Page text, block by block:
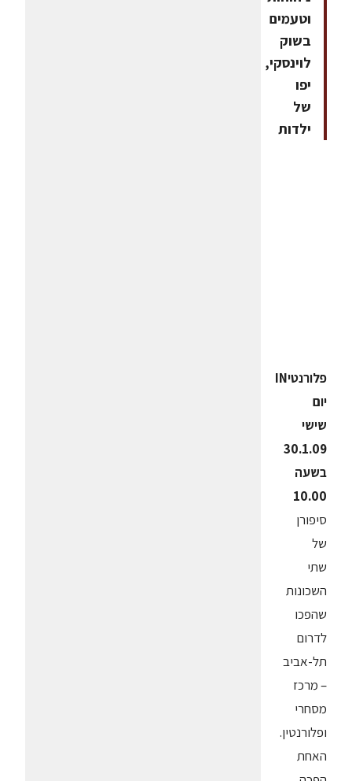
וטעמים
בשוק
לוינסקי,
יפו
של
ילדות
פלורנטיIN
יום
שישי
30.1.09
בשעה
10.00
סיפורן
של
שתי
השכונות
שהפכו
לדרום
תל-אביב
– מרכז
מסחרי
ופלורנטין.
האחת